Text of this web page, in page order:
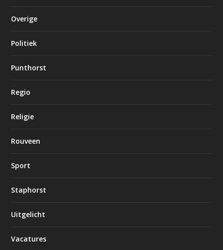
Overige
Politiek
Punthorst
Regio
Religie
Rouveen
Sport
Staphorst
Uitgelicht
Vacatures